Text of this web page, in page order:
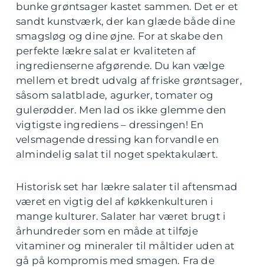
bunke grøntsager kastet sammen. Det er et
sandt kunstværk, der kan glæde både dine
smagsløg og dine øjne. For at skabe den
perfekte lækre salat er kvaliteten af
ingredienserne afgørende. Du kan vælge
mellem et bredt udvalg af friske grøntsager,
såsom salatblade, agurker, tomater og
gulerødder. Men lad os ikke glemme den
vigtigste ingrediens – dressingen! En
velsmagende dressing kan forvandle en
almindelig salat til noget spektakulært.
Historisk set har lækre salater til aftensmad
været en vigtig del af køkkenkulturen i
mange kulturer. Salater har været brugt i
århundreder som en måde at tilføje
vitaminer og mineraler til måltider uden at
gå på kompromis med smagen. Fra de